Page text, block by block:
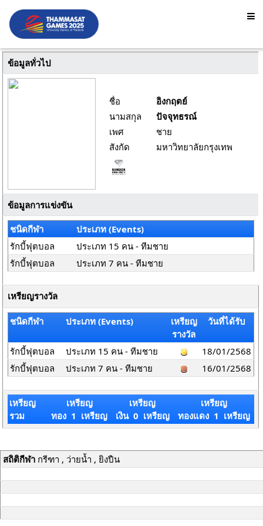
ข้อมูลทั่วไป
ชื่อ
อิงกฤตย์
นามสกุล
ปัจจุทธรณ์
เพศ
ชาย
สังกัด
มหาวิทยาลัยกรุงเทพ
ข้อมูลการแข่งขัน
ชนิดกีฬา
ประเภท (Events)
รักบี้ฟุตบอล
ประเภท 15 คน - ทีมชาย
รักบี้ฟุตบอล
ประเภท 7 คน - ทีมชาย
เหรียญรางวัล
ชนิดกีฬา ประเภท (Events)
เหรียญ
รางวัล
วันที่ได้รับ
รักบี้ฟุตบอล ประเภท 15 คน - ทีมชาย
18/01/2568
รักบี้ฟุตบอล
ประเภท 7 คน - ทีมชาย 16/01/2568
เหรียญ
รวม
เหรียญ
ทอง 1 เหรียญ
เหรียญ
เงิน 0 เหรียญ
เหรียญ
ทองแดง 1 เหรียญ
สถิติกีฬากรีฑา , ว่ายน้ำ , ยิงปืน